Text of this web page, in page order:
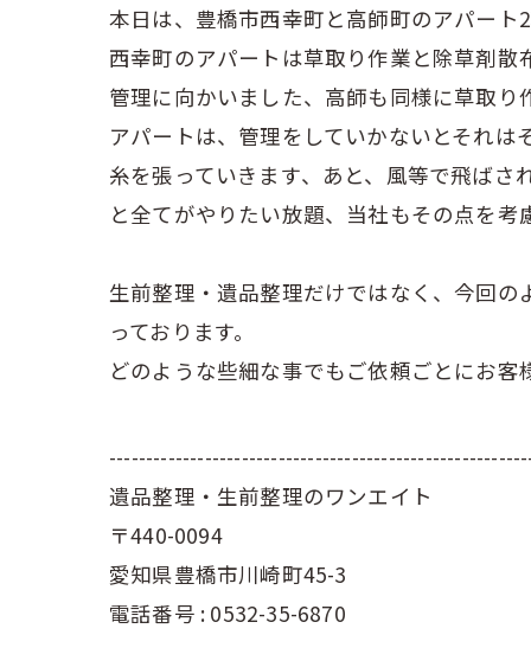
本日は、豊橋市西幸町と高師町のアパート
西幸町のアパートは草取り作業と除草剤
管理に向かいました、高師も同様に草取り
アパートは、管理をしていかないとそれ
糸を張っていきます、あと、風等で飛ば
と全てがやりたい放題、当社もその点を考
生前整理・遺品整理だけではなく、今回
っております。
どのような些細な事でもご依頼ごとにお客
遺品整理・生前整理のワンエイト
〒440-0094
愛知県豊橋市川崎町45-3
電話番号 : 0532-35-6870